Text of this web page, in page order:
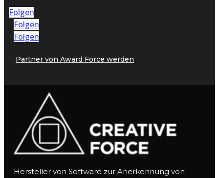
Folgen
Folgen
Folgen
Partner von Award Force werden
Hersteller von Software zur Anerkennung von